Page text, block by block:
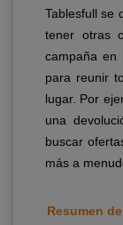
Tablesfull se
tener otras
campaña en
para reunir
lugar. Por
una
buscar
más a
Resumen